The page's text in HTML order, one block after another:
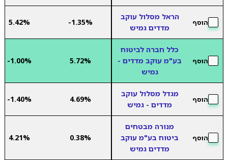
הוסף
הראל מסלול עוקב
מדדים גמיש
-1.35%
5.42%
הוסף
כלל חברה לביטוח
בע"מ עוקב מדדים -
גמיש
5.72%
-1.00%
הוסף
מגדל מסלול עוקב
מדדים - גמיש
4.69%
-1.40%
הוסף
מנורה מבטחים
ביטוח בע"מ עוקב
מדדים גמיש
0.38%
4.21%